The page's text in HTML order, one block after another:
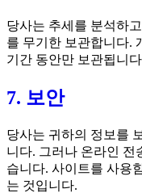
당사는 추세를 분석하
를 무기한 보관합니다.
기간 동안만 보관됩니
7. 보안
당사는 귀하의 정보를
니다. 그러나 온라인 전
습니다. 사이트를 사용
는 것입니다.